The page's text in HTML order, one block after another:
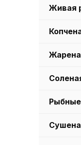
Живая